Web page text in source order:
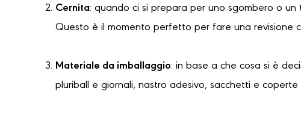
Cernita: quando ci si prepara per uno sgombero o
Questo è il momento perfetto per fare una revisione
Materiale da imballaggio: in base a che cosa si è
pluriball e giornali, nastro adesivo, sacchetti e